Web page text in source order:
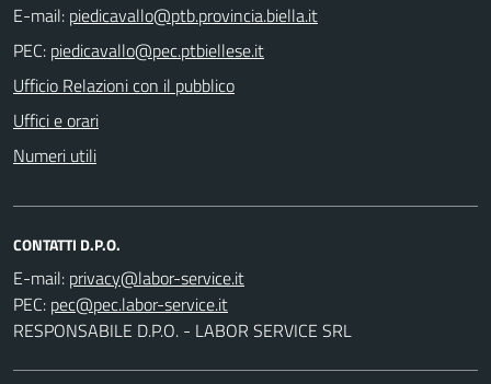
E-mail:
PEC:
Ufficio Relazioni con il pubblico
Uffici e orari
Numeri utili
CONTATTI D.P.O.
E-mail:
PEC:
RESPONSABILE D.P.O. - LABOR SERVICE SRL